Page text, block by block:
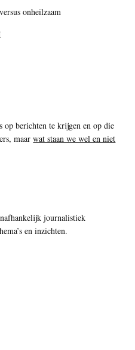
onheilzaam
op berichten te krijgen en op die
maarwat staan we wel en niet
journalistiek
en inzichten.